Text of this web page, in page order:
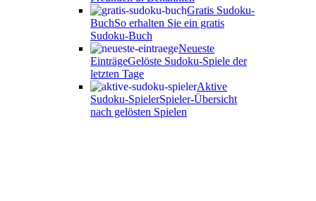
Gratis Sudoku-
BuchSo erhalten Sie ein gratis
Sudoku-Buch
Neueste
EinträgeGelöste Sudoku-Spiele der
letzten Tage
Aktive
Sudoku-SpielerSpieler-Übersicht
nach gelösten Spielen